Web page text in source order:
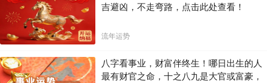
吉避凶，不走弯路，点击此处查看！
流年运势
八字看事业，财富伴终生！哪日出生的人
最有财官之命，十之八九是大官或富豪，